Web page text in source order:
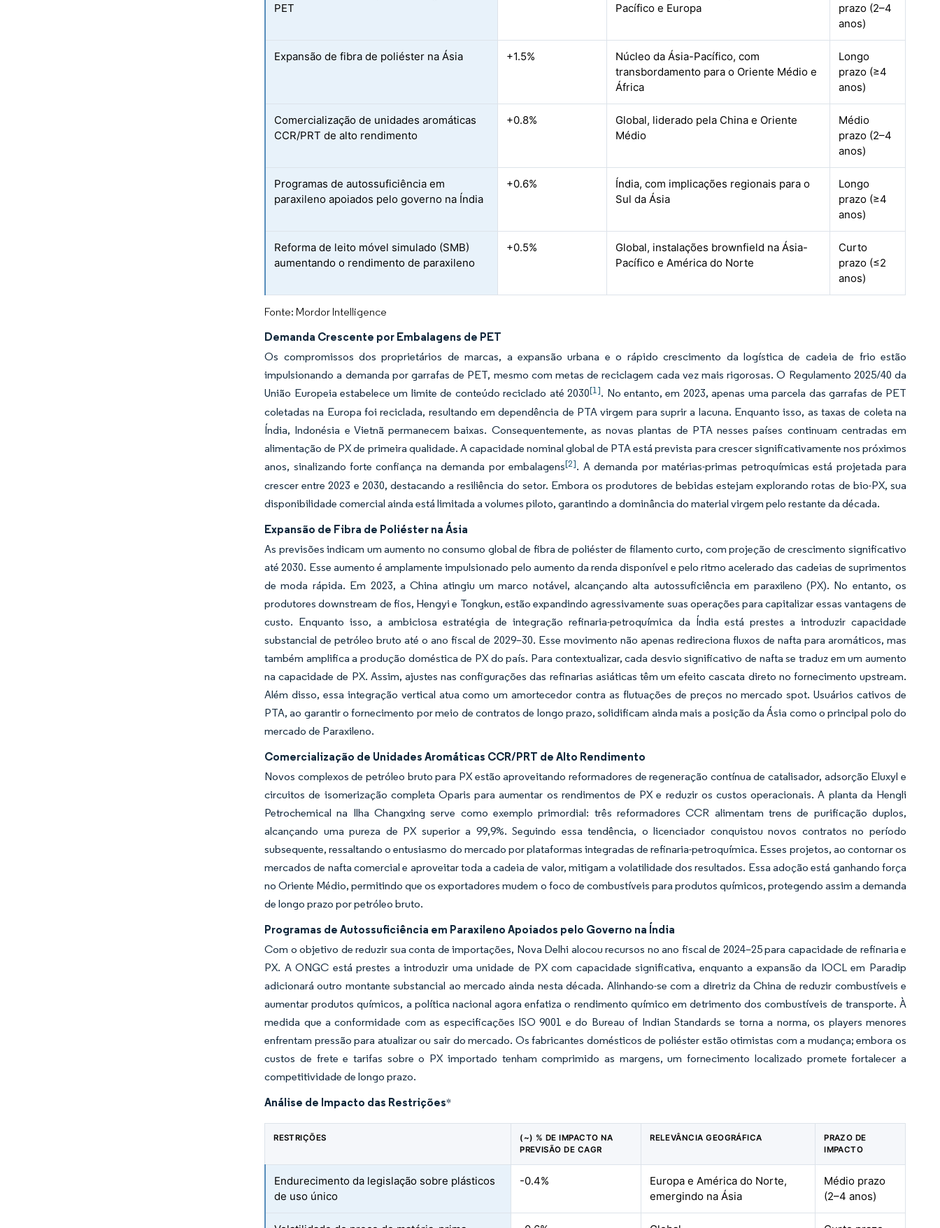
PET
Pacífico e Europa
prazo (2–4
anos)
Expansão de fibra de poliéster na Ásia +1.5%
Núcleo da Ásia-Pacífico, com
transbordamento para o Oriente Médio e
África
Longo
prazo (≥4
anos)
Comercialização de unidades aromáticas
CCR/PRT de alto rendimento
+0.8%
Global, liderado pela China e Oriente
Médio
Médio
prazo (2–4
anos)
Programas de autossuficiência em
paraxileno apoiados pelo governo na Índia
+0.6%
Índia, com implicações regionais para o
Sul da Ásia
Longo
prazo (≥4
anos)
Reforma de leito móvel simulado (SMB)
aumentando o rendimento de paraxileno
+0.5%
Global, instalações brownfield na Ásia-
Pacífico e América do Norte
Curto
prazo (≤2
anos)
Fonte: Mordor Intelligence
Demanda Crescente por Embalagens de PET
Os compromissos dos proprietários de marcas, a expansão urbana e o rápido crescimento da logística de cadeia de frio estão
impulsionando a demanda por garrafas de PET, mesmo com metas de reciclagem cada vez mais rigorosas. O Regulamento 2025/40 da
União Europeia estabelece um limite de conteúdo reciclado até 2030[1]. No entanto, em 2023, apenas uma parcela das garrafas de PET
coletadas na Europa foi reciclada, resultando em dependência de PTA virgem para suprir a lacuna. Enquanto isso, as taxas de coleta na
Índia, Indonésia e Vietnã permanecem baixas. Consequentemente, as novas plantas de PTA nesses países continuam centradas em
alimentação de PX de primeira qualidade. A capacidade nominal global de PTA está prevista para crescer significativamente nos próximos
anos, sinalizando forte confiança na demanda por embalagens[2]. A demanda por matérias-primas petroquímicas está projetada para
crescer entre 2023 e 2030, destacando a resiliência do setor. Embora os produtores de bebidas estejam explorando rotas de bio-PX, sua
disponibilidade comercial ainda está limitada a volumes piloto, garantindo a dominância do material virgem pelo restante da década.
Expansão de Fibra de Poliéster na Ásia
As previsões indicam um aumento no consumo global de fibra de poliéster de filamento curto, com projeção de crescimento significativo
até 2030. Esse aumento é amplamente impulsionado pelo aumento da renda disponível e pelo ritmo acelerado das cadeias de suprimentos
de moda rápida. Em 2023, a China atingiu um marco notável, alcançando alta autossuficiência em paraxileno (PX). No entanto, os
produtores downstream de fios, Hengyi e Tongkun, estão expandindo agressivamente suas operações para capitalizar essas vantagens de
custo. Enquanto isso, a ambiciosa estratégia de integração refinaria-petroquímica da Índia está prestes a introduzir capacidade
substancial de petróleo bruto até o ano fiscal de 2029–30. Esse movimento não apenas redireciona fluxos de nafta para aromáticos, mas
também amplifica a produção doméstica de PX do país. Para contextualizar, cada desvio significativo de nafta se traduz em um aumento
na capacidade de PX. Assim, ajustes nas configurações das refinarias asiáticas têm um efeito cascata direto no fornecimento upstream.
Além disso, essa integração vertical atua como um amortecedor contra as flutuações de preços no mercado spot. Usuários cativos de
PTA, ao garantir o fornecimento por meio de contratos de longo prazo, solidificam ainda mais a posição da Ásia como o principal polo do
mercado de Paraxileno.
Comercialização de Unidades Aromáticas CCR/PRT de Alto Rendimento
Novos complexos de petróleo bruto para PX estão aproveitando reformadores de regeneração contínua de catalisador, adsorção Eluxyl e
circuitos de isomerização completa Oparis para aumentar os rendimentos de PX e reduzir os custos operacionais. A planta da Hengli
Petrochemical na Ilha Changxing serve como exemplo primordial: três reformadores CCR alimentam trens de purificação duplos,
alcançando uma pureza de PX superior a 99,9%. Seguindo essa tendência, o licenciador conquistou novos contratos no período
subsequente, ressaltando o entusiasmo do mercado por plataformas integradas de refinaria-petroquímica. Esses projetos, ao contornar os
mercados de nafta comercial e aproveitar toda a cadeia de valor, mitigam a volatilidade dos resultados. Essa adoção está ganhando força
no Oriente Médio, permitindo que os exportadores mudem o foco de combustíveis para produtos químicos, protegendo assim a demanda
de longo prazo por petróleo bruto.
Programas de Autossuficiência em Paraxileno Apoiados pelo Governo na Índia
Com o objetivo de reduzir sua conta de importações, Nova Delhi alocou recursos no ano fiscal de 2024–25 para capacidade de refinaria e
PX. A ONGC está prestes a introduzir uma unidade de PX com capacidade significativa, enquanto a expansão da IOCL em Paradip
adicionará outro montante substancial ao mercado ainda nesta década. Alinhando-se com a diretriz da China dereduzir combustíveis e
aumentar produtos químicos, a política nacional agora enfatiza o rendimento químico em detrimento dos combustíveis de transporte. À
medida que a conformidade com as especificações ISO 9001 e do Bureau of Indian Standards se torna a norma, os players menores
enfrentam pressão para atualizar ou sair do mercado. Os fabricantes domésticos de poliéster estão otimistas com a mudança; embora os
custos de frete e tarifas sobre o PX importado tenham comprimido as margens, um fornecimento localizado promete fortalecer a
competitividade de longo prazo.
Análise de Impacto das Restrições*
RESTRIÇÕES
(~) % DE IMPACTO NA
PREVISÃO DE CAGR
RELEVÂNCIA GEOGRÁFICA
PRAZO DE
IMPACTO
Endurecimento da legislação sobre plásticos
de uso único
-0.4%
Europa e América do Norte,
emergindo na Ásia
Médio prazo
(2–4 anos)